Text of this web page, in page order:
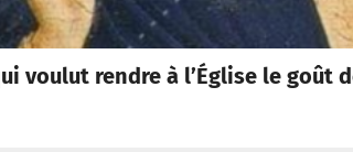
voulut rendre à l’Église le goût